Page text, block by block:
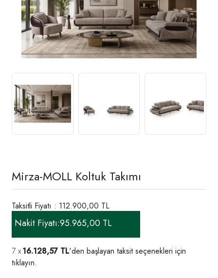
Mirza-MOLL Koltuk Takımı
Taksitli Fiyatı : 112.900,00 TL
Nakit Fiyatı:95.965,00 TL
16.128,57 TL'den başlayan taksit seçenekleri için
tıklayın.